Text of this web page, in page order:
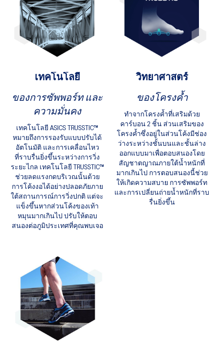
เทคโนโลยี
ของการซัพพอร์ท และ
ความมั่นคง
เทคโนโลยี ASICS TRUSSTIC™
หมายถึงการรองรับแบบปรับได้
อัตโนมัติ และการเคลื่อนไหว
ที่ราบรื่นยิ่งขึ้นระหว่างการวิ่ง
ระยะไกล เทคโนโลยี TRUSSTIC™
ช่วยลดแรงกดบริเวณนั้นด้วย
การโค้งงอได้อย่างปลอดภัยภาย
ใต้สถานการณ์การวิ่งปกติ แต่จะ
แข็งขึ้นหากส่วนโค้งของเท้า
หมุนมากเกินไป ปรับให้ตอบ
สนองต่อภูมิประเทศที่คุณพบเจอ
วิทยาศาสตร์
ของโครงค้ำ
ทำจากโครงค้ำที่เสริมด้วย
คาร์บอน 2 ชิ้น ส่วนเสริมของ
โครงค้ำซึ่งอยู่ในส่วนโค้งมีช่อง
ว่างระหว่างชั้นบนและชั้นล่าง
ออกแบบมาเพื่อตอบสนองโดย
สัญชาตญาณภายใต้น้ำหนักที่
มากเกินไป การตอบสนองนี้ช่วย
ให้เกิดความสบาย การซัพพอร์ท
และการเปลี่ยนถ่ายน้ำหนักที่ราบ
รื่นยิ่งขึ้น